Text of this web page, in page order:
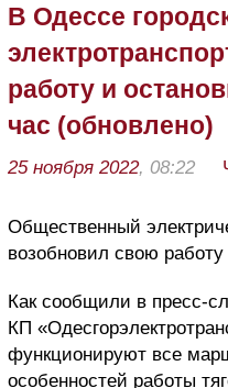
В Одессе
работу и
час (обновлено)
25 ноября 2022, 08:22
Общественный
возобновил свою
Как сообщили в пресс-
КП
функционируют все
особенностей работы